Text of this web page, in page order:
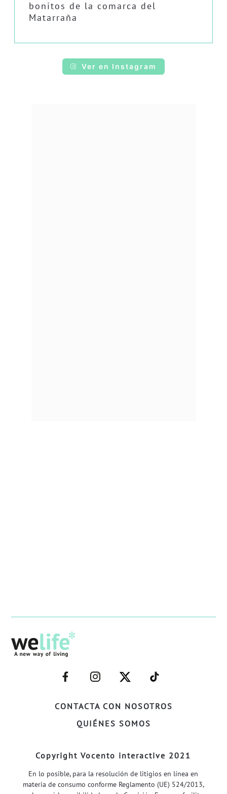
bonitos de la comarca del
Matarraña
Ver en Instagram
CONTACTA CON NOSOTROS
QUIÉNES SOMOS
–
FACEBOOK–
–
INSTAGRAM–
–
TWITTER–
–
WELIFE–
Copyright Vocento interactive 2021
En lo posible, para la resolución de litigios en línea en
materia de consumo conforme Reglamento (UE) 524/2013,